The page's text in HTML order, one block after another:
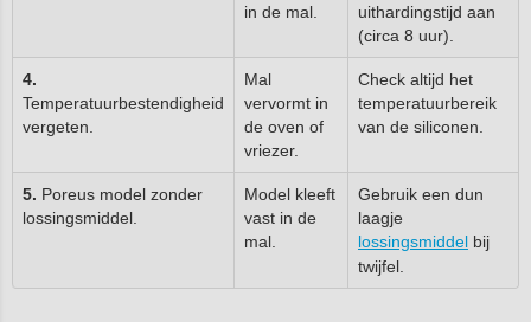
in de mal.
uithardingstijd aan
(circa 8 uur).
4.
Temperatuurbestendigheid
vergeten.
Mal
vervormt in
de oven of
vriezer.
Check altijd het
temperatuurbereik
van de siliconen.
5. Poreus model zonder
lossingsmiddel.
Model kleeft
vast in de
mal.
Gebruik een dun
laagje
lossingsmiddel bij
twijfel.